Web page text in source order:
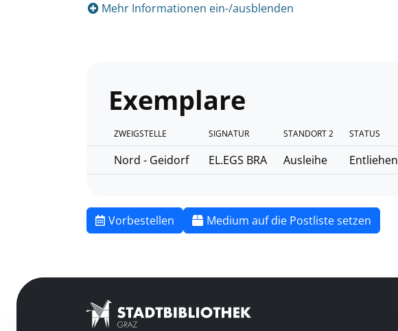
Mehr Informationen ein-/ausblenden
Exemplare
ZWEIGSTELLE SIGNATUR STANDORT 2 STATUS
Nord - Geidorf EL.EGS BRA Ausleihe Entliehen
Vorbestellen Medium auf die Postliste setzen